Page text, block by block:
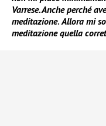
Varrese. Anche perché
meditazione. Allora mi
meditazione quella